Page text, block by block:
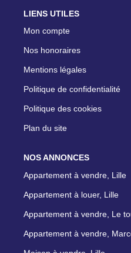
LIENS UTILES
Mon compte
Nos honoraires
Mentions légales
Politique de confidentialité
Politique des cookies
Plan du site
NOS ANNONCES
Appartement à vendre, Lille
Appartement à louer, Lille
Appartement à vendre, Le
Appartement à vendre,